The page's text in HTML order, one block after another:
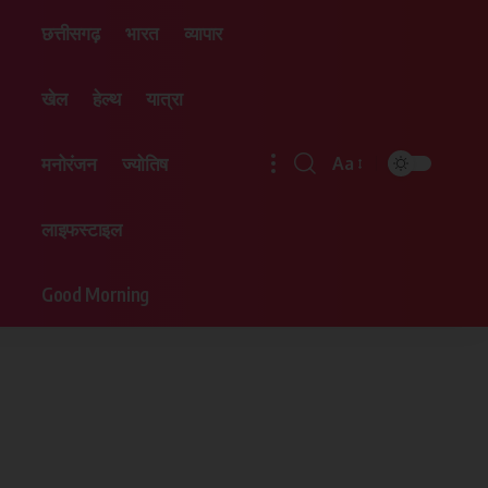
छत्तीसगढ़ भारत व्यापार
खेल हेल्थ यात्रा
मनोरंजन ज्योतिष
लाइफस्टाइल
Good Morning
Aa